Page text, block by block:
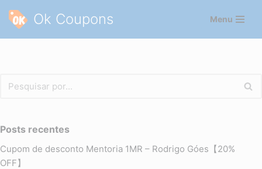
Pular
Ok Coupons Menu
Posts recentes
Cupom de desconto Mentoria 1MR – Rodrigo Góes【20%
OFF】